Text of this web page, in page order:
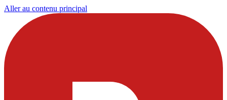
Aller au contenu principal